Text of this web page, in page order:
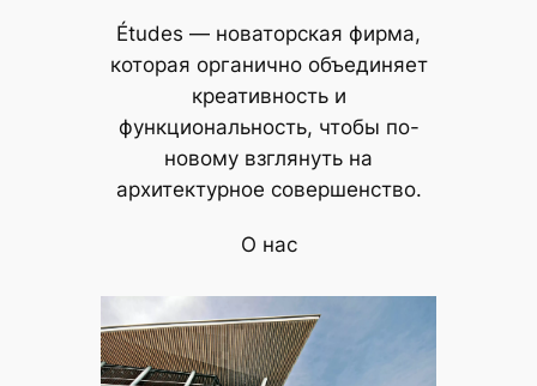
Études — новаторская фирма,
которая органично объединяет
креативность и
функциональность, чтобы по-
новому взглянуть на
архитектурное совершенство.
О нас